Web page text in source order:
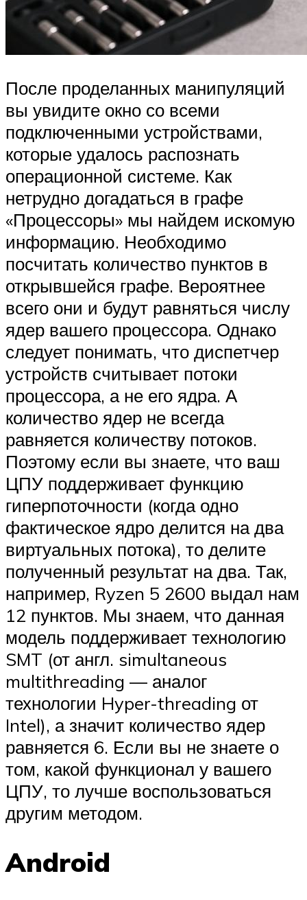
После проделанных манипуляций
вы увидите окно со всеми
подключенными устройствами,
которые удалось распознать
операционной системе. Как
нетрудно догадаться в графе
«Процессоры» мы найдем искомую
информацию. Необходимо
посчитать количество пунктов в
открывшейся графе. Вероятнее
всего они и будут равняться числу
ядер вашего процессора. Однако
следует понимать, что диспетчер
устройств считывает потоки
процессора, а не его ядра. А
количество ядер не всегда
равняется количеству потоков.
Поэтому если вы знаете, что ваш
ЦПУ поддерживает функцию
гиперпоточности (когда одно
фактическое ядро делится на два
виртуальных потока), то делите
полученный результат на два. Так,
например, Ryzen 5 2600 выдал нам
12 пунктов. Мы знаем, что данная
модель поддерживает технологию
SMT (от англ. simultaneous
multithreading — аналог
технологии Hyper-threading от
Intel), а значит количество ядер
равняется 6. Если вы не знаете о
том, какой функционал у вашего
ЦПУ, то лучше воспользоваться
другим методом.
Android